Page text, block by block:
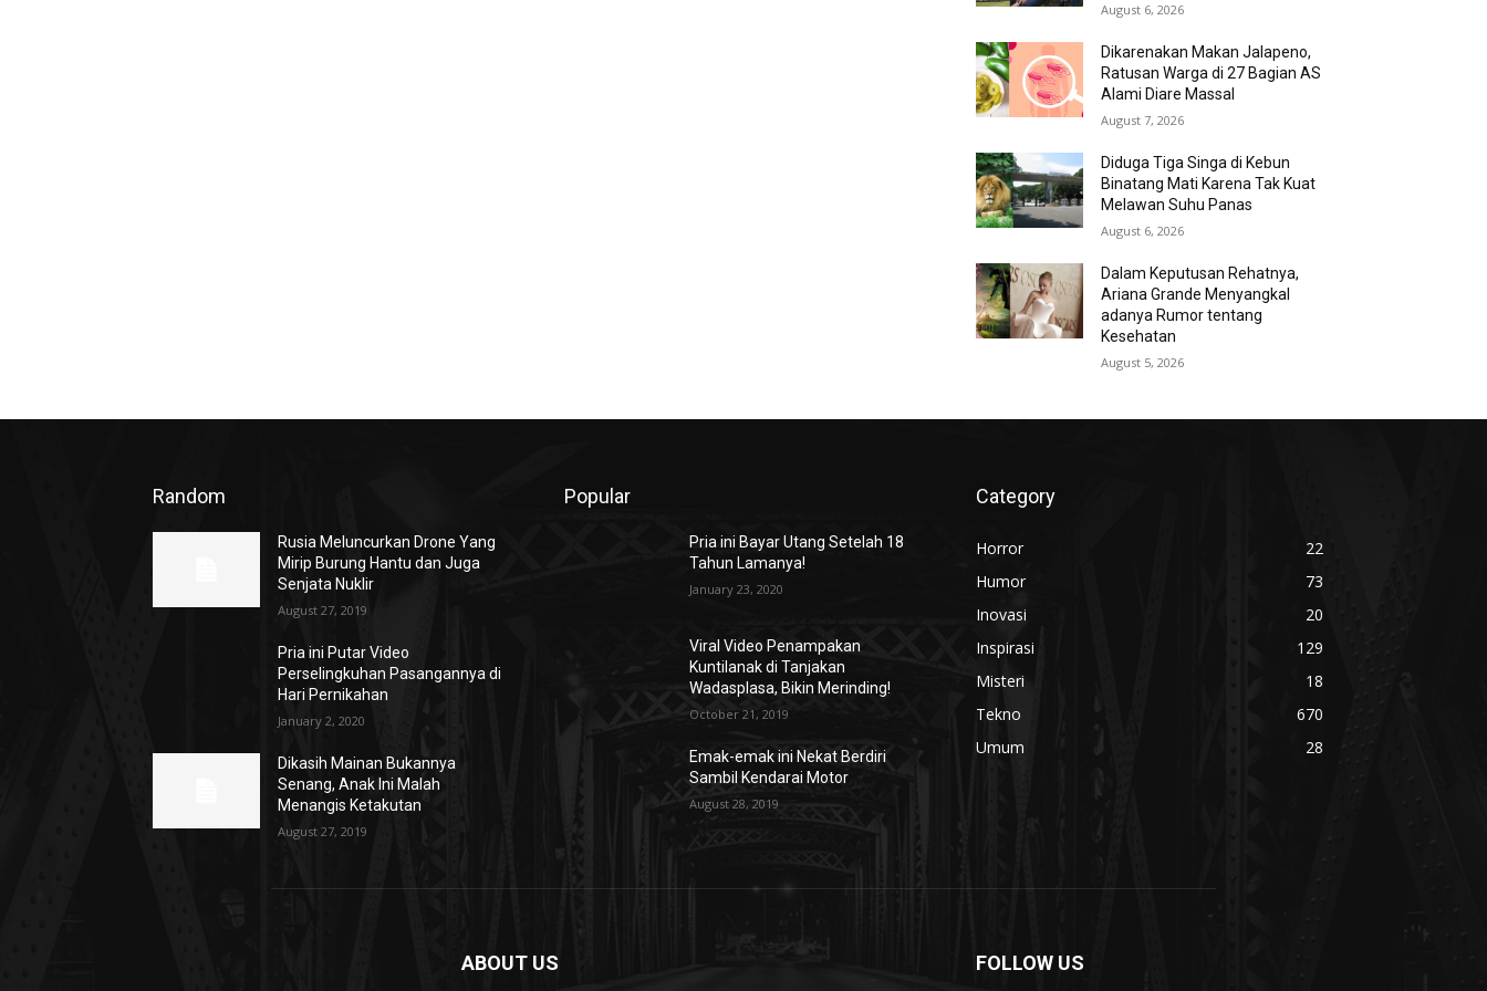
August 6, 2026
Dikarenakan Makan Jalapeno,
Ratusan Warga di 27 Bagian AS
Alami Diare Massal
August 7, 2026
Diduga Tiga Singa di Kebun
Binatang Mati Karena Tak Kuat
Melawan Suhu Panas
August 6, 2026
Dalam Keputusan Rehatnya,
Ariana Grande Menyangkal
adanya Rumor tentang
Kesehatan
August 5, 2026
Random
Rusia Meluncurkan Drone Yang
Mirip Burung Hantu dan Juga
Senjata Nuklir
August 27, 2019
Pria ini Putar Video
Perselingkuhan Pasangannya di
Hari Pernikahan
January 2, 2020
Dikasih Mainan Bukannya
Senang, Anak Ini Malah
Menangis Ketakutan
August 27, 2019
Popular
Pria ini Bayar Utang Setelah 18
Tahun Lamanya!
January 23, 2020
Viral Video Penampakan
Kuntilanak di Tanjakan
Wadasplasa, Bikin Merinding!
October 21, 2019
Emak-emak ini Nekat Berdiri
Sambil Kendarai Motor
August 28, 2019
Category
Horror
22
Humor
73
Inovasi
20
Inspirasi
129
Misteri
18
Tekno
670
Umum
28
ABOUT US FOLLOW US